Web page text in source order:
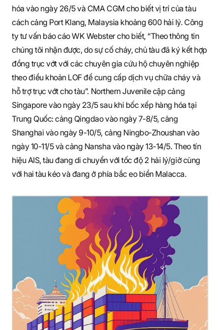
u
e
hóa vào ngày 26/5 và CMA CGM cho biết vị trí của tàu
cách cảng Port Klang, Malaysia khoảng 600 hải lý. Công
ty tư vấn báo cáo WK Webster cho biết, “Theo thông tin
chúng tôi nhận được, do sự cố cháy, chủ tàu đã ký kết hợp
đồng trục vớt với các chuyên gia cứu hộ chuyên nghiệp
theo điều khoản LOF để cung cấp dịch vụ chữa cháy và
hỗ trợ trục vớt cho tàu”. Northern Juvenile cập cảng
Singapore vào ngày 23/5 sau khi bốc xếp hàng hóa tại
Trung Quốc: cảng Qingdao vào ngày 7-8/5, cảng
Shanghai vào ngày 9-10/5, cảng Ningbo-Zhoushan vào
ngày 10-11/5 và cảng Nansha vào ngày 13-14/5. Theo tín
hiệu AIS, tàu đang di chuyển với tốc độ 2 hải lý/giờ cùng
với hai tàu kéo và đang ở phía bắc eo biển Malacca.